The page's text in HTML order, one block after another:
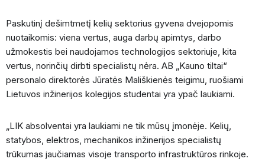
Paskutinį dešimtmetį kelių sektorius gyvena dvejopomis
nuotaikomis: viena vertus, auga darbų apimtys, darbo
užmokestis bei naudojamos technologijos sektoriuje, kita
vertus, norinčių dirbti specialistų nėra. AB „Kauno tiltai“
personalo direktorės Jūratės Mališkienės teigimu, ruošiami
Lietuvos inžinerijos kolegijos studentai yra ypač laukiami.
„LIK absolventai yra laukiami ne tik mūsų įmonėje. Kelių,
statybos, elektros, mechanikos inžinerijos specialistų
trūkumas jaučiamas visoje transporto infrastruktūros rinkoje.